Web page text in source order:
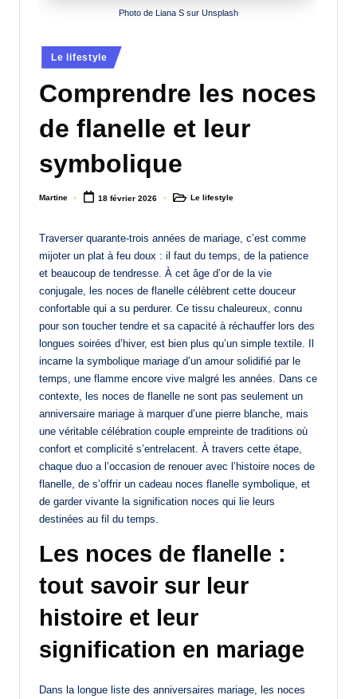
Photo de Liana S sur Unsplash
Posted
in
Le lifestyle
Comprendre les noces
de flanelle et leur
symbolique
Posted
Martine 18 février 2026
PostedLe lifestyle
Traverser quarante-trois années de mariage, c’est comme
mijoter un plat à feu doux : il faut du temps, de la patience
et beaucoup de tendresse. À cet âge d’or de la vie
conjugale, les noces de flanelle célèbrent cette douceur
confortable qui a su perdurer. Ce tissu chaleureux, connu
pour son toucher tendre et sa capacité à réchauffer lors des
longues soirées d’hiver, est bien plus qu’un simple textile. Il
incarne la symbolique mariage d’un amour solidifié par le
temps, une flamme encore vive malgré les années. Dans ce
contexte, les noces de flanelle ne sont pas seulement un
anniversaire mariage à marquer d’une pierre blanche, mais
une véritable célébration couple empreinte de traditions où
confort et complicité s’entrelacent. À travers cette étape,
chaque duo a l’occasion de renouer avec l’histoire noces de
flanelle, de s’offrir un cadeau noces flanelle symbolique, et
de garder vivante la signification noces qui lie leurs
destinées au fil du temps.
Les noces de flanelle :
tout savoir sur leur
histoire et leur
signification en mariage
Dans la longue liste des anniversaires mariage, les noces